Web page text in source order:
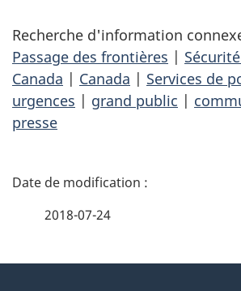
Recherche d'information
Passage des frontières |
Canada | Canada | Services de
urgences | grand public |
presse
D
2018-07-24